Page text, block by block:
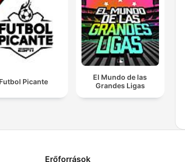
Futbol Picante
El Mundo de las
Grandes Ligas
Erőforrások